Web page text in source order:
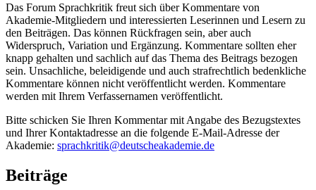
Das Forum Sprachkritik freut sich über Kommentare von
Akademie-Mitgliedern und interessierten Leserinnen und Lesern zu
den Beiträgen. Das können Rückfragen sein, aber auch
Widerspruch, Variation und Ergänzung. Kommentare sollten eher
knapp gehalten und sachlich auf das Thema des Beitrags bezogen
sein. Unsachliche, beleidigende und auch strafrechtlich bedenkliche
Kommentare können nicht veröffentlicht werden. Kommentare
werden mit Ihrem Verfassernamen veröffentlicht.
Bitte schicken Sie Ihren Kommentar mit Angabe des Bezugstextes
und Ihrer Kontaktadresse an die folgende E-Mail-Adresse der
Akademie: sprachkritik@deutscheakademie.de
Beiträge